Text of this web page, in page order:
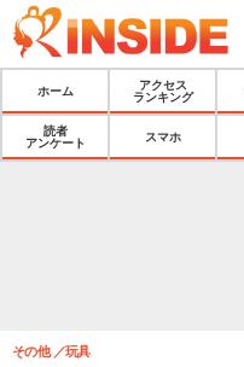
ホーム
アクセス
ランキング
読者
アンケート
スマホ
その他 玩具